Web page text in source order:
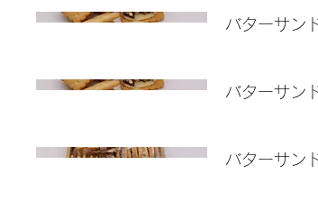
バターサン
バターサン
バターサン